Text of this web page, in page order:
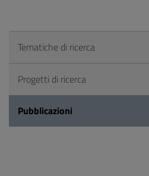
Tematiche di ricerca
Progetti di ricerca
Pubblicazioni